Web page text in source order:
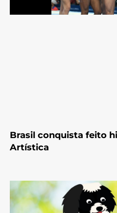
Brasil conquista feito
Artística